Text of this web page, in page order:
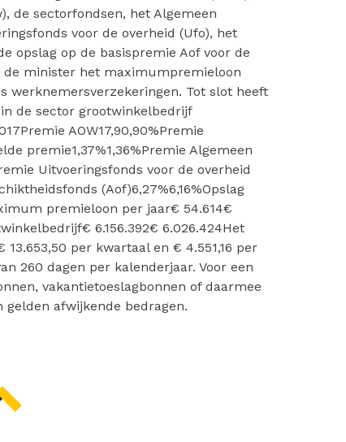
de sectorfondsen, het Algemeen
voor de overheid (Ufo), het
opslag op de basispremie Aof voor de
de minister het maximumpremieloon
werknemersverzekeringen. Tot slot heeft
de sector grootwinkelbedrijf
AOW17,90,90%Premie
premie1,37%1,36%Premie Algemeen
Uitvoeringsfonds voor de overheid
(Aof)6,27%6,16%Opslag
premieloon per jaar€ 54.614€
6.156.392€ 6.026.424Het
per kwartaal en € 4.551,16 per
260 dagen per kalenderjaar. Voor een
vakantietoeslagbonnen of daarmee
gelden afwijkende bedragen.